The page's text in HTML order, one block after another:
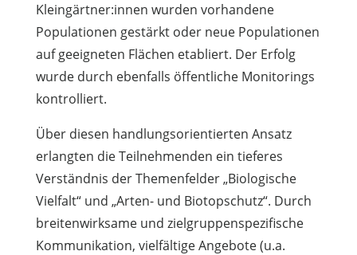
Kleingärtner:innen wurden vorhandene
Populationen gestärkt oder neue Populationen
auf geeigneten Flächen etabliert. Der Erfolg
wurde durch ebenfalls öffentliche Monitorings
kontrolliert.
Über diesen handlungsorientierten Ansatz
erlangten die Teilnehmenden ein tieferes
Verständnis der Themenfelder „Biologische
Vielfalt“ und „Arten- und Biotopschutz“. Durch
breitenwirksame und zielgruppenspezifische
Kommunikation, vielfältige Angebote (u.a.